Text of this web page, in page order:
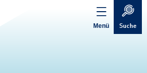
Menü Suche